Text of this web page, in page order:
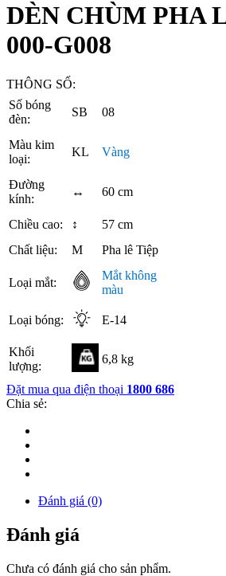
DÈN CHÙM PHA
000-G008
THÔNG SỐ:
Số bóng
đèn:
SB 08
Màu kim
loại:
KL Vàng
Đường
kính:
↔ 60 cm
Chiều cao: ↕
57 cm
Chất liệu:
M Pha lê Tiệp
Loại mắt:
Mắt không
màu
Loại bóng: E-14
Khối
lượng:
6,8 kg
Đặt mua qua điện thoại 1800 686
Chia sẻ:
Đánh giá (0)
Đánh giá
Chưa có đánh giá cho sản phẩm.